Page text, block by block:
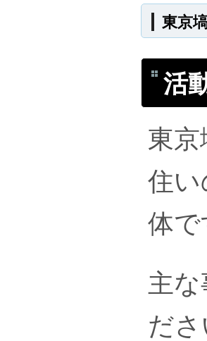
東京
活
東
住い
体で
主
ださ